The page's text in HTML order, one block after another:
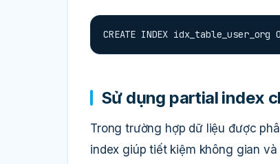
CREATE INDEX
Sử dụng partial index
Trong trường hợp dữ liệu được
index giúp tiết kiệm không gian